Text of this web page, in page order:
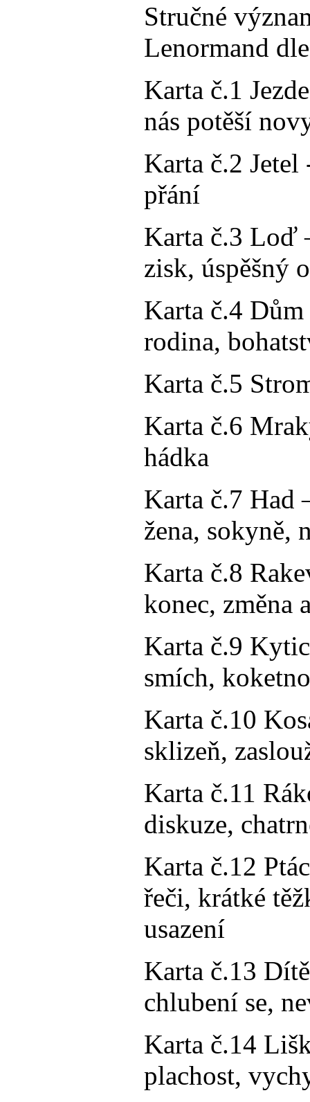
Stručné
Lenormand
Karta č.1
nás potěší
Karta č.2 Jetel
přání
Karta č.3 Loď
zisk, úspěšný
Karta č.4
rodina,
Karta č.5
Karta č.6
hádka
Karta č.7 Had
žena, sokyně,
Karta č.8
konec, změna
Karta č.9
smích,
Karta č.10
sklizeň,
Karta č.11
diskuze,
Karta č.12
řeči, krátké
usazení
Karta č.13
chlubení se,
Karta č.14
plachost,